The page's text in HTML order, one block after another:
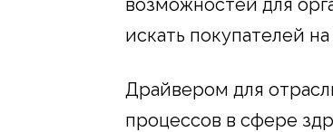
возможностей для
искать покупателей
Драйвером для
процессов в сфере